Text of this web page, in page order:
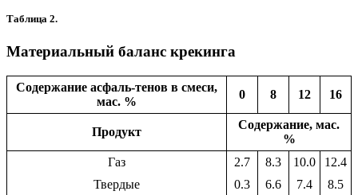
Таблица 2.
Материальный баланс крекинга
Содержание асфаль-тенов в смеси,
мас. %
0 8 12 16
Продукт
Cодержание, мас.
%
Газ
2.7 8.3 10.0
12.4
Твердые
0.3 6.6 7.4
8.5